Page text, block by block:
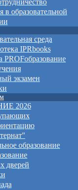
в образовательной
среда
IPRbooks
PROFобразование
экзамен
2026
образование
дверей